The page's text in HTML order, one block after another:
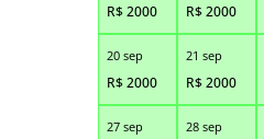
R$2000 R$2000
20 sep
R$2000
21 sep
R$2000
27 sep 28 sep